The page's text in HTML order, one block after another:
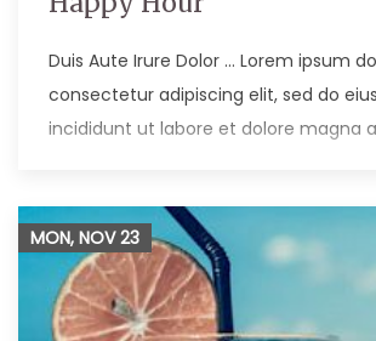
Duis Aute Irure Dolor … Lorem ipsum
consectetur adipiscing elit, sed do
incididunt ut labore et dolore magna
MON, NOV23